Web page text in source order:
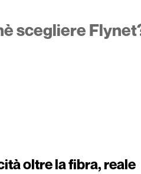
scegliere
oltre la fibra, reale